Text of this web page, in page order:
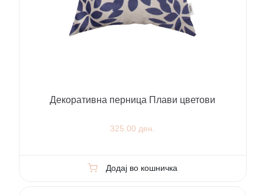
Декоративна перница Плави цветови
325.00 ден.
Додај во кошничка